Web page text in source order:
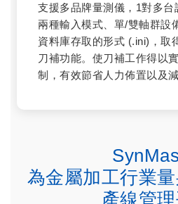
支援多品牌量測儀，1對多
兩種輸入模式、單/雙軸群設
資料庫存取的形式 (.ini)，取
刀補功能。使刀補工作得以
制，有效節省人力佈置以及
為金屬加工行業
產線管